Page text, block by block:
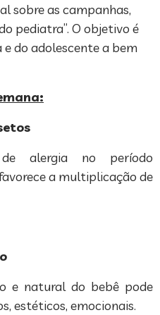
sobre as campanhas,
pediatra”. O objetivo é
do adolescente a bem
alergia no período
a multiplicação de
e natural do bebê pode
estéticos, emocionais.